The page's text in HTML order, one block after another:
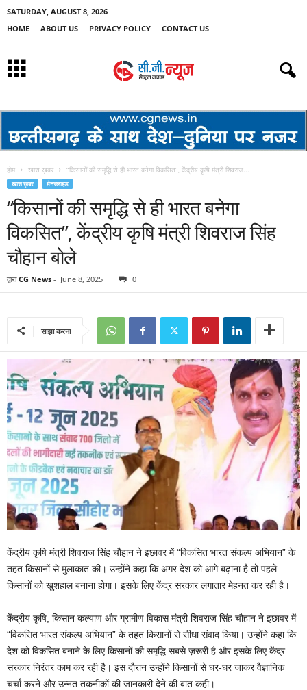
SATURDAY, AUGUST 8, 2026
HOME
ABOUT US PRIVACY POLICY CONTACT US
होम खास ख़बर “किसानों की समृद्धि से ही भारत बनेगा विकसित”, केंद्रीय कृषि मंत्री शिवराज...
खास ख़बर मेनस्लाइड
“किसानों की समृद्धि से ही भारत बनेगा
विकसित”, केंद्रीय कृषि मंत्री शिवराज सिंह
चौहान बोले
द्वारा CG News - June 8, 2025 0
साझा करना
केंद्रीय कृषि मंत्री शिवराज सिंह चौहान ने इछावर में “विकसित भारत संकल्प अभियान” के
तहत किसानों से मुलाकात की। उन्होंने कहा कि अगर देश को आगे बढ़ाना है तो पहले
किसानों को खुशहाल बनाना होगा। इसके लिए केंद्र सरकार लगातार मेहनत कर रही है।
केंद्रीय कृषि, किसान कल्याण और ग्रामीण विकास मंत्री शिवराज सिंह चौहान ने इछावर में
“विकसित भारत संकल्प अभियान” के तहत किसानों से सीधा संवाद किया। उन्होंने कहा कि
देश को विकसित बनाने के लिए किसानों की समृद्धि सबसे ज़रूरी है और इसके लिए केंद्र
सरकार निरंतर काम कर रही है। इस दौरान उन्होंने किसानों से घर-घर जाकर वैज्ञानिक
चर्चा करने और उन्नत तकनीकों की जानकारी देने की बात कही।